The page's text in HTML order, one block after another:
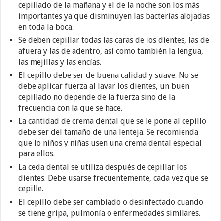
cepillado de la mañana y el de la noche son los más
importantes ya que disminuyen las bacterias alojadas
en toda la boca.
Se deben cepillar todas las caras de los dientes, las de
afuera y las de adentro, así como también la lengua,
las mejillas y las encías.
El cepillo debe ser de buena calidad y suave. No se
debe aplicar fuerza al lavar los dientes, un buen
cepillado no depende de la fuerza sino de la
frecuencia con la que se hace.
La cantidad de crema dental que se le pone al cepillo
debe ser del tamaño de una lenteja. Se recomienda
que lo niños y niñas usen una crema dental especial
para ellos.
La ceda dental se utiliza después de cepillar los
dientes. Debe usarse frecuentemente, cada vez que se
cepille.
El cepillo debe ser cambiado o desinfectado cuando
se tiene gripa, pulmonía o enfermedades similares.